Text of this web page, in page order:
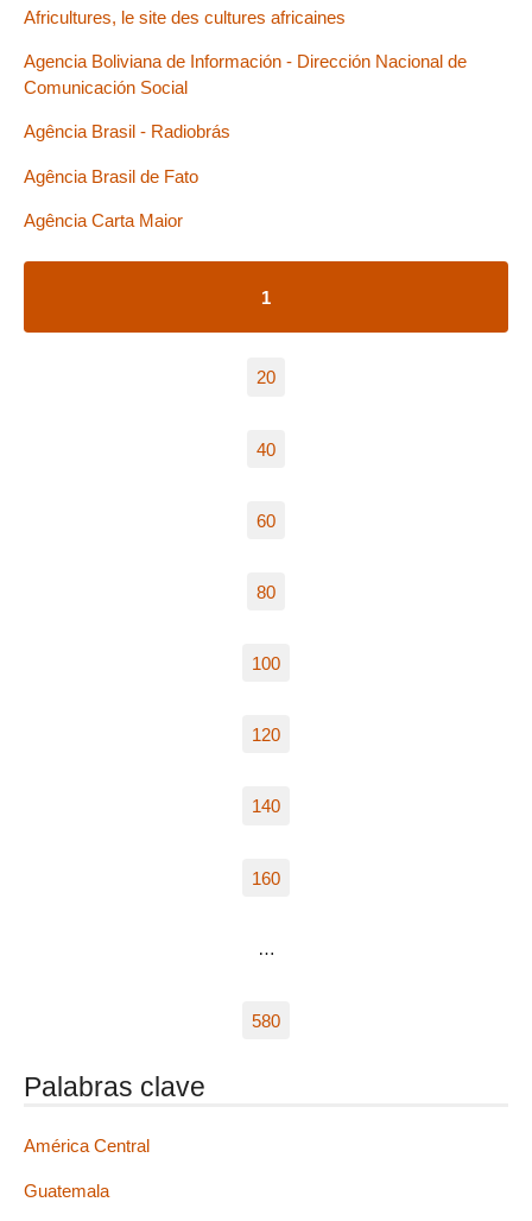
Africultures, le site des cultures africaines
Agencia Boliviana de Información - Dirección Nacional de
Comunicación Social
Agência Brasil - Radiobrás
Agência Brasil de Fato
Agência Carta Maior
1
20
40
60
80
100
120
140
160
…
580
Palabras clave
América Central
Guatemala